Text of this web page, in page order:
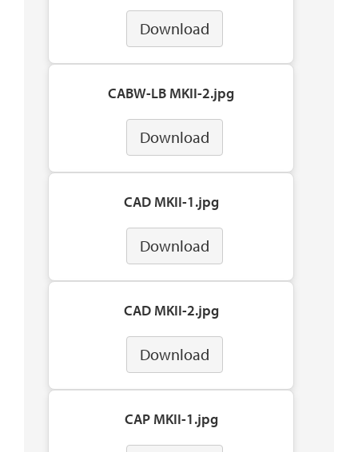
Download
CABW-LB MKII-2.jpg
Download
CAD MKII-1.jpg
Download
CAD MKII-2.jpg
Download
CAP MKII-1.jpg